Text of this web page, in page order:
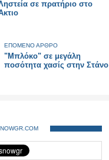
σε πρατήριο στο
ΕΠΟΜΕΝΟ ΑΡΘΡΟ
"Μπλόκο" σε μεγάλη
ποσότητα χασίς στην Στάνο